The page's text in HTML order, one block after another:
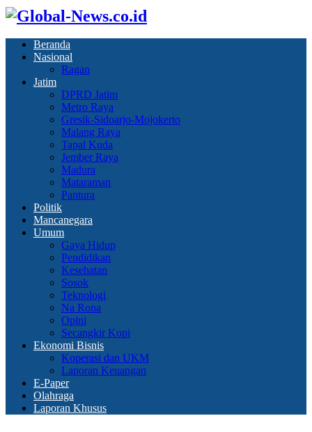
Beranda
Nasional
Ragan
Jatim
DPRD Jatim
Metro Raya
Gresik-Sidoarjo-Mojokerto
Malang Raya
Tapal Kuda
Jember Raya
Madura
Mataraman
Pantura
Politik
Mancanegara
Umum
Gaya Hidup
Pendidikan
Kesehatan
Sosok
Teknologi
Na Rona
Opini
Secangkir Kopi
Ekonomi Bisnis
Koperasi dan UKM
Laporan Keuangan
E-Paper
Olahraga
Laporan Khusus